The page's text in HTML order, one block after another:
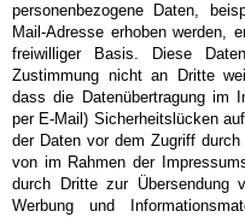
personenbezogene Daten,
Mail-Adresse erhoben werden,
freiwilliger Basis. Diese
Zustimmung nicht an Dritte
dass die Datenübertragung im
per E-Mail) Sicherheitslücken
der Daten vor dem Zugriff
von im Rahmen der
durch Dritte zur Übersendung
Werbung und